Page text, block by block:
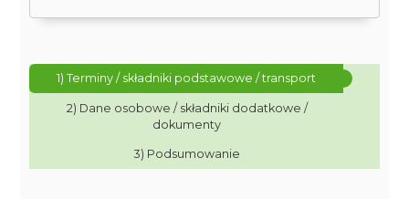
1) Terminy / składniki podstawowe / transport
2) Dane osobowe / składniki dodatkowe /
dokumenty
3) Podsumowanie